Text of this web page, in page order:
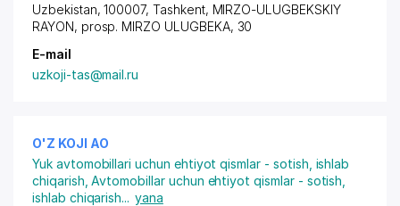
Uzbekistan, 100007, Tashkent, MIRZO-ULUGBEKSKIY
RAYON, prosp. MIRZO ULUGBEKA, 30
E-mail
uzkoji-tas@mail.ru
O'Z KOJI АО
Yuk avtomobillari uchun ehtiyot qismlar - sotish, ishlab
chiqarish ,Avtomobillar uchun ehtiyot qismlar - sotish,
ishlab chiqarish... yana